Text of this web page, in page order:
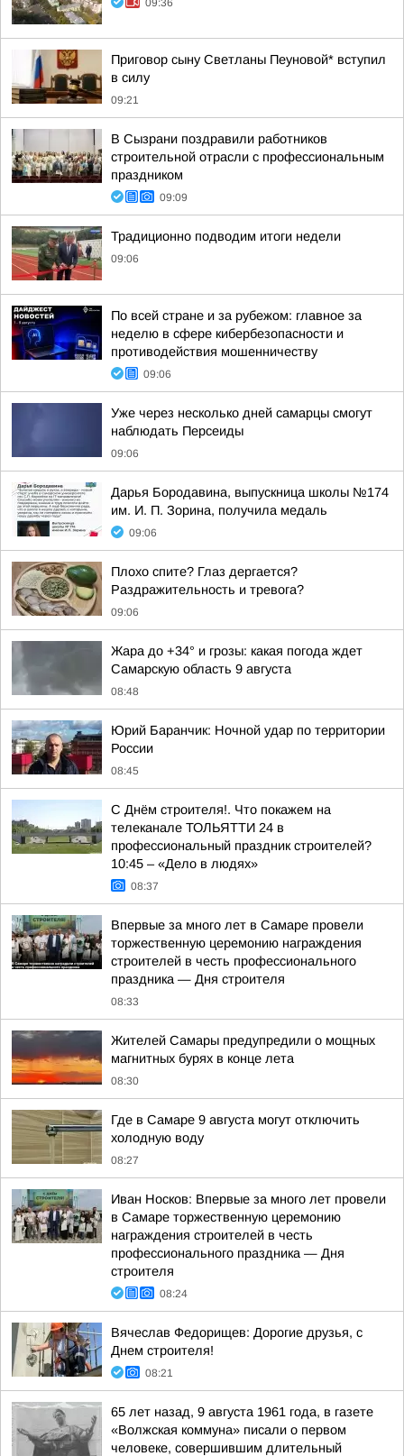
09:36
Приговор сыну Светланы Пеуновой* вступил
в силу
09:21
В Сызрани поздравили работников
строительной отрасли с профессиональным
праздником
09:09
Традиционно подводим итоги недели
09:06
По всей стране и за рубежом: главное за
неделю в сфере кибербезопасности и
противодействия мошенничеству
09:06
Уже через несколько дней самарцы смогут
наблюдать Персеиды
09:06
Дарья Бородавина, выпускница школы №174
им. И. П. Зорина, получила медаль
09:06
Плохо спите? Глаз дергается?
Раздражительность и тревога?
09:06
Жара до +34° и грозы: какая погода ждет
Самарскую область 9 августа
08:48
Юрий Баранчик: Ночной удар по территории
России
08:45
С Днём строителя!. Что покажем на
телеканале ТОЛЬЯТТИ 24 в
профессиональный праздник строителей?
10:45 – «Дело в людях»
08:37
Впервые за много лет в Самаре провели
торжественную церемонию награждения
строителей в честь профессионального
праздника — Дня строителя
08:33
Жителей Самары предупредили о мощных
магнитных бурях в конце лета
08:30
Где в Самаре 9 августа могут отключить
холодную воду
08:27
Иван Носков: Впервые за много лет провели
в Самаре торжественную церемонию
награждения строителей в честь
профессионального праздника — Дня
строителя
08:24
Вячеслав Федорищев: Дорогие друзья, с
Днем строителя!
08:21
65 лет назад, 9 августа 1961 года, в газете
«Волжская коммуна» писали о первом
человеке, совершившим длительный